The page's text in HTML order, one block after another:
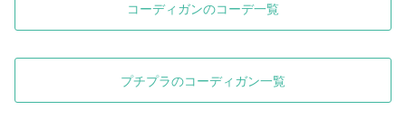
コーディガンのコーデ一覧
プチプラのコーディガン一覧